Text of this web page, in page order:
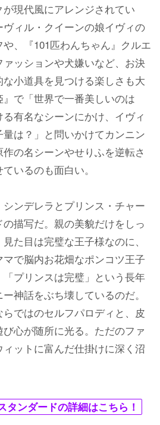
現代風にアレンジされてい
ィル・クイーンの娘イヴィの
、『101匹わんちゃん』クルエ
ッションや犬嫌いなど、お決
小道具を見つける楽しさも大
で「世界で一番美しいのは
有名なシーンにかけ、イヴィ
は？」と問いかけてカンニン
の名シーンやせりふを逆転さ
いるのも面白い。
ンデレラとプリンス・チャー
描写だ。親の美貌だけをしっ
た目は完璧な王子様なのに、
で脳内お花畑なポンコツ王子
プリンスは完璧」という長年
神話をぶち壊しているのだ。
ではのセルフパロディと、皮
心が随所に光る。ただのファ
ットに富んだ仕掛けに深く沼
ンダードの詳細はこちら！